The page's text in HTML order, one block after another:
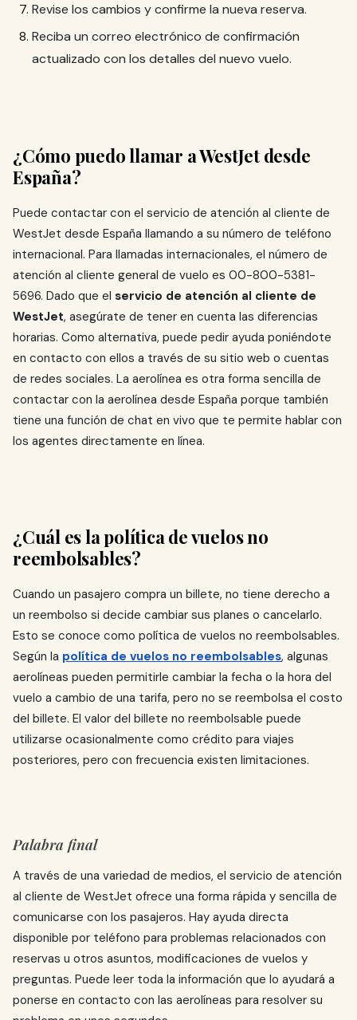
Revise los cambios y confirme la nueva reserva.
Reciba un correo electrónico de confirmación
actualizado con los detalles del nuevo vuelo.
¿Cómo puedo llamar a WestJet desde
España?
Puede contactar con el servicio de atención al cliente de
WestJet desde España llamando a su número de teléfono
internacional. Para llamadas internacionales, el número de
atención al cliente general de vuelo es 00-800-5381-
5696. Dado que el servicio de atención al cliente de
WestJet, asegúrate de tener en cuenta las diferencias
horarias. Como alternativa, puede pedir ayuda poniéndote
en contacto con ellos a través de su sitio web o cuentas
de redes sociales. La aerolínea es otra forma sencilla de
contactar con la aerolínea desde España porque también
tiene una función de chat en vivo que te permite hablar con
los agentes directamente en línea.
¿Cuál es la política de vuelos no
reembolsables?
Cuando un pasajero compra un billete, no tiene derecho a
un reembolso si decide cambiar sus planes o cancelarlo.
Esto se conoce como política de vuelos no reembolsables.
Según la política de vuelos no reembolsables, algunas
aerolíneas pueden permitirle cambiar la fecha o la hora del
vuelo a cambio de una tarifa, pero no se reembolsa el costo
del billete. El valor del billete no reembolsable puede
utilizarse ocasionalmente como crédito para viajes
posteriores, pero con frecuencia existen limitaciones.
Palabra final
A través de una variedad de medios, el servicio de atención
al cliente de WestJet ofrece una forma rápida y sencilla de
comunicarse con los pasajeros. Hay ayuda directa
disponible por teléfono para problemas relacionados con
reservas u otros asuntos, modificaciones de vuelos y
preguntas. Puede leer toda la información que lo ayudará a
ponerse en contacto con las aerolíneas para resolver su